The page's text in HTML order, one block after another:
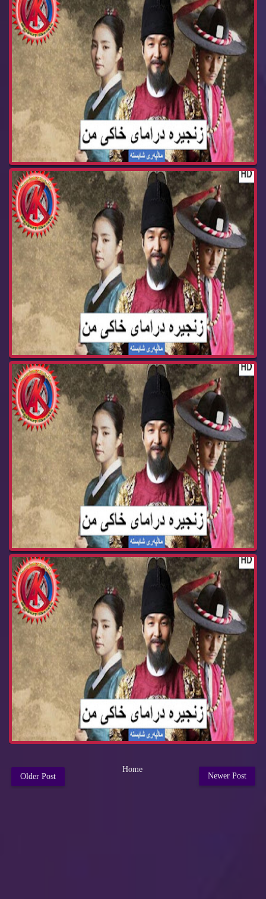
زنجیره‌ درامای خاكی من ئه‌ڵقه‌ی 31 Dramay xaki ...
زنجیره‌ درامای خاكی من ئه‌ڵقه‌ی 30 Dramay xaki ...
زنجیره‌ درامای خاكی من ئه‌ڵقه‌ی 29 Dramay xaki ...
Newer Post
Older Post
Home